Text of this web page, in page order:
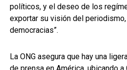
políticos, y el deseo de los
exportar su visión del periodismo,
democracias”.
La ONG asegura que hay una
de prensa en América, ubicando